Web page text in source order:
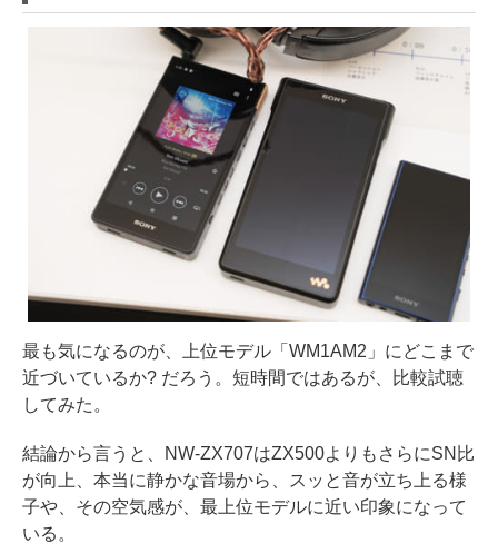
最も気になるのが、上位モデル「WM1AM2」にどこまで
近づいているか? だろう。短時間ではあるが、比較試聴
してみた。
結論から言うと、NW-ZX707はZX500よりもさらにSN比
が向上、本当に静かな音場から、スッと音が立ち上る様
子や、その空気感が、最上位モデルに近い印象になって
いる。